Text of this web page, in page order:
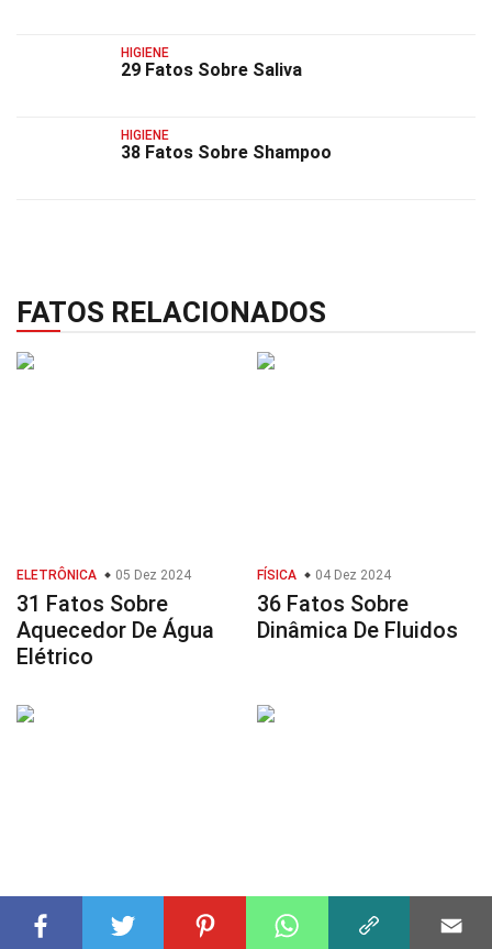
HIGIENE
29 Fatos Sobre Saliva
HIGIENE
38 Fatos Sobre Shampoo
FATOS RELACIONADOS
ELETRÔNICA 05 Dez 2024
31 Fatos Sobre
Aquecedor De Água
Elétrico
FÍSICA 04 Dez 2024
36 Fatos Sobre
Dinâmica De Fluidos
CELEBRIDADE 24 Out 2024 BIOLOGIA 29 Dez 2024